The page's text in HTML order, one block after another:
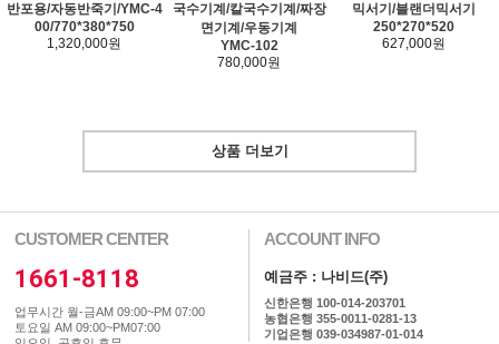
반포용/자동반죽기/YMC-4
00/770*380*750
1,320,000원
국수기계/칼국수기계/짜장
면기계/우동기계
YMC-102
780,000원
믹서기/블랜더믹서기
250*270*520
627,000원
상품 더보기
CUSTOMER CENTER
1661-8118
업무시간 월-금AM 09:00~PM 07:00
토요일 AM 09:00~PM07:00
ACCOUNT INFO
예금주 : 나비드(주)
신한은행 100-014-203701
농협은행 355-0011-0281-13
기업은행 039-034987-01-014